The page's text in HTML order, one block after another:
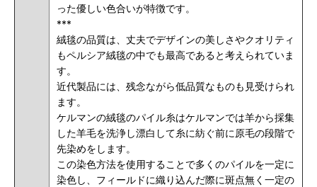
った優しい色合いが特徴です。
***
絨毯の品質は、丈夫でデザインの美しさやクオリティ
もペルシア絨毯の中でも最高であると考えられていま
す。
近代製品には、残念ながら低品質なものも見受けられ
ます。
ケルマンの絨毯のパイル糸はケルマンでは羊から採集
した羊毛を洗浄し漂白して糸に紡ぐ前に原毛の段階で
先染めをします。
この染色方法を使用することで多くのパイルを一定に
染色し、フィールドに織り込んだ際に斑点無く一定の